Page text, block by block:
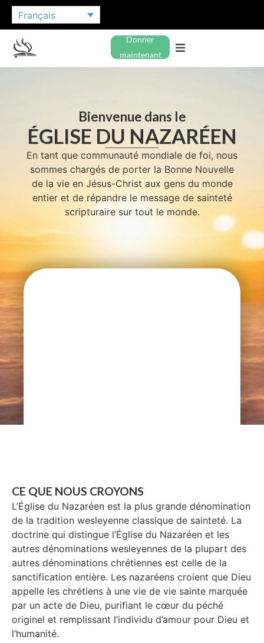
Français
Donner
maintenant
Bienvenue dans le
ÉGLISE DU NAZARÉEN
En tant que communauté mondiale de foi, nous
sommes chargés de porter la Bonne Nouvelle
de la vie en Jésus-Christ aux gens du monde
entier et de répandre le message de sainteté
scripturaire sur tout le monde.
CE QUE NOUS CROYONS
L’Église du Nazaréen est la plus grande dénomination
de la tradition wesleyenne classique de sainteté. La
doctrine qui distingue l’Église du Nazaréen et les
autres dénominations wesleyennes de la plupart des
autres dénominations chrétiennes est celle de la
sanctification entière. Les nazaréens croient que Dieu
appelle les chrétiens à une vie de vie sainte marquée
par un acte de Dieu, purifiant le cœur du péché
originel et remplissant l’individu d’amour pour Dieu et
l’humanité.